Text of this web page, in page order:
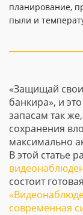
планирование,
пыли и
«Защищай свои
банкира», и
запасам так
сохранения
максимально
В этой статье
состоит
современная